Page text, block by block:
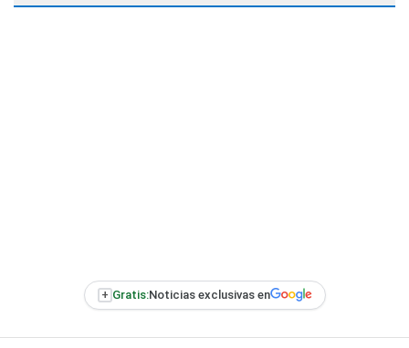
+ Gratis:Noticias exclusivas en